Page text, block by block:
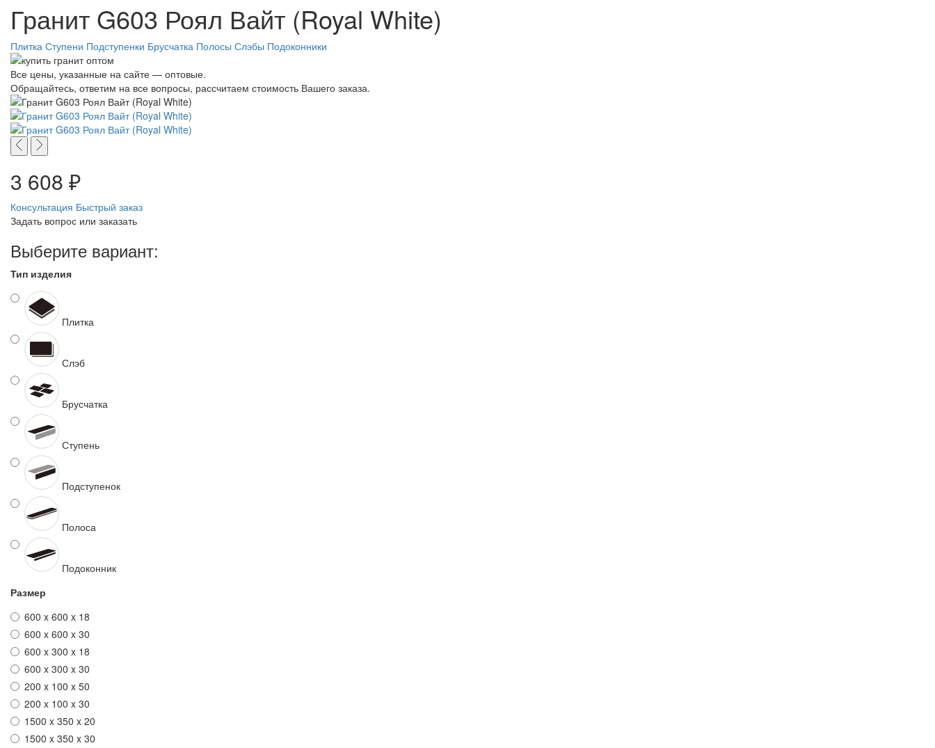
Гранит G603 Роял Вайт (Royal White)
Плитка Ступени Подступенки Брусчатка Полосы Слэбы Подоконники
Все цены, указанные на сайте — оптовые.
Обращайтесь, ответим на все вопросы, рассчитаем стоимость Вашего заказа.
3 608 ₽
Консультация Быстрый заказ
Задать вопрос или заказать
Выберите вариант:
Тип изделия
Плитка
Слэб
Брусчатка
Ступень
Подступенок
Полоса
Подоконник
Размер
600 x 600 x 18
600 x 600 x 30
600 x 300 x 18
600 x 300 x 30
200 x 100 x 50
200 x 100 x 30
1500 x 350 x 20
1500 x 350 x 30